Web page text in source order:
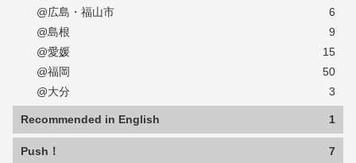
@広島・福山市
6
@島根
9
@愛媛
15
@福岡
50
@大分
3
Recommended in English 1
Push！ 7